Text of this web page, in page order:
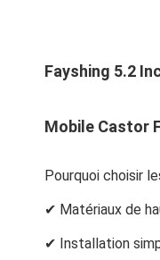
Fayshing 5.2
Mobile Castor
Pourquoi choisir
✔ Matériaux de
✔ Installation